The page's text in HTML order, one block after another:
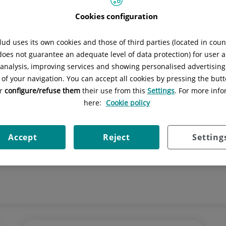
Seleccionar fecha
Limpiar búsqueda
Buscar
Cookies configuration
uses its own cookies and those of third parties (located in
not guarantee an adequate level of data protection) for user
improving services and showing personalised
your navigation. You can accept all cookies by pressing the
configure/refuse them their use from this Settings. For more
here: Cookie policy
Reject
Accept